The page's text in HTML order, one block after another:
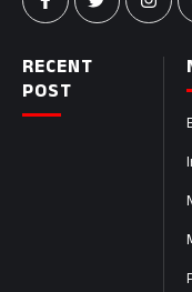
RECENT
POST